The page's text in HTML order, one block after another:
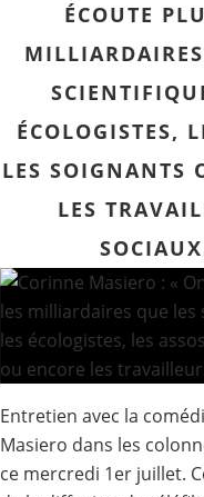
ÉCOUTE
ÉCOLOGISTES,
LES SOIGNANTS
LES
Entretien avec la
Masiero dans les
ce mercredi 1er juillet.